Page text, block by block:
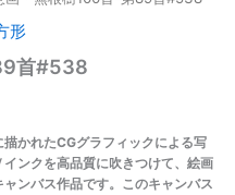
形
首#538
かれたCGグラフィックによる写
ンクを高品質に吹きつけて、絵画
ンバス作品です。このキャンバス